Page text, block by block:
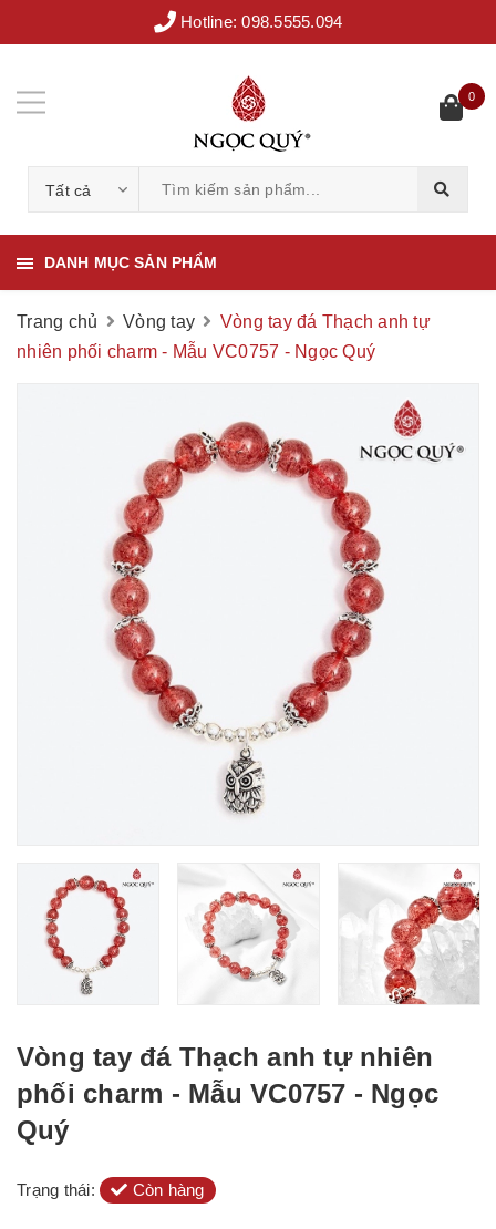
Hotline:098.5555.094
Tất cả
0
DANH MỤC SẢN PHẨM
Trang chủ Vòng tay
Vòng tay đá Thạch anh tự
nhiên phối charm - Mẫu VC0757 - Ngọc Quý
Vòng tay đá Thạch anh tự nhiên
phối charm - Mẫu VC0757 - Ngọc
Quý
Trạng thái: Còn hàng